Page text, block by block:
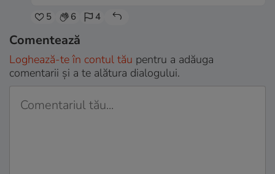
5 6 4
Comentează
Loghează-te în contul tău pentru a adăuga
comentarii și a te alătura dialogului.